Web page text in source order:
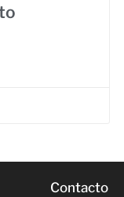
Contacto